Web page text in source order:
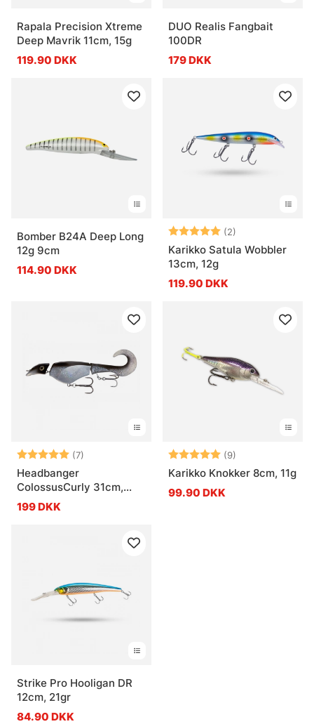
Rapala Precision Xtreme
Deep Mavrik 11cm, 15g
119.90 DKK
DUO Realis Fangbait
100DR
179 DKK
Bomber B24A Deep Long
12g 9cm
114.90 DKK
Vurdering: (2)
Karikko Satula Wobbler
13cm, 12g
119.90 DKK
Vurdering: (7)
5.0 ud af 5 stjerner
Headbanger
ColossusCurly 31cm,
170g
199 DKK
Vurdering: (9)
Karikko Knokker 8cm, 11g
99.90 DKK
Strike Pro Hooligan DR
12cm, 21gr
84.90 DKK